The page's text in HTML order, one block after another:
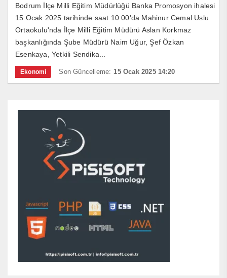
Bodrum İlçe Milli Eğitim Müdürlüğü Banka Promosyon ihalesi
15 Ocak 2025 tarihinde saat 10:00'da Mahinur Cemal Uslu
Ortaokulu'nda İlçe Milli Eğitim Müdürü Aslan Korkmaz
başkanlığında Şube Müdürü Naim Uğur, Şef Özkan
Esenkaya, Yetkili Sendika...
Ekonomi Son Güncelleme: 15 Ocak 2025 14:20